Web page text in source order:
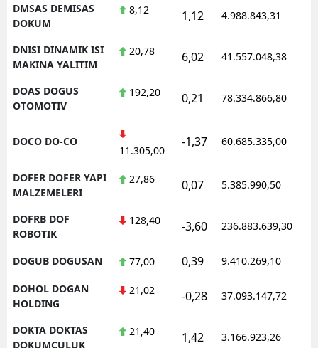
DMSAS DEMISAS
DOKUM
8,12 1,12 4.988.843,31
DNISI DINAMIK ISI
MAKINA YALITIM
20,78 6,02 41.557.048,38
DOAS DOGUS
OTOMOTIV
192,20 0,21 78.334.866,80
DOCO DO-CO
11.305,00
-1,37 60.685.335,00
DOFER DOFER YAPI
MALZEMELERI
27,86 0,07 5.385.990,50
DOFRB DOF
ROBOTIK
128,40 -3,60 236.883.639,30
DOGUB DOGUSAN 77,00 0,39 9.410.269,10
DOHOL DOGAN
HOLDING
21,02 -0,28 37.093.147,72
DOKTA DOKTAS
DOKUMCULUK
21,40 1,42 3.166.923,26